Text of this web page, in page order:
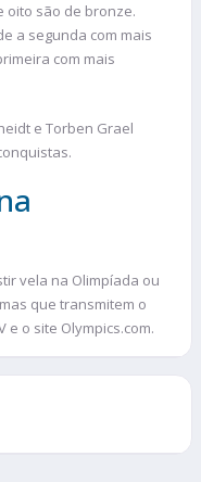
oito são de bronze.
a segunda com mais
com mais
e Torben Grael
vela na Olimpíada ou
que transmitem o
e o site Olympics.com.